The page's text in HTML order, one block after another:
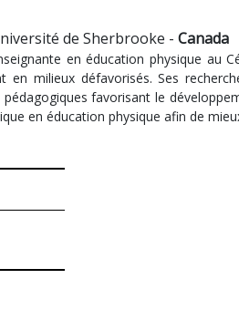
de Sherbrooke - Canada
en éducation physique au
milieux défavorisés. Ses
favorisant le
en éducation physique afin de